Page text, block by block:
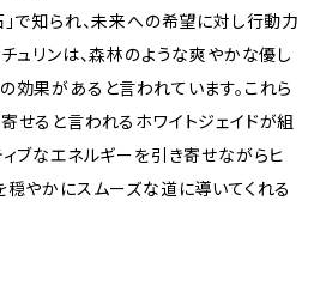
で知られ、未来への希望に対し行動力
ュリンは、森林のような爽やかな優し
効果があると言われています。これら
せると言われるホワイトジェイドが組
ィブなエネルギーを引き寄せながらヒ
穏やかにスムーズな道に導いてくれる